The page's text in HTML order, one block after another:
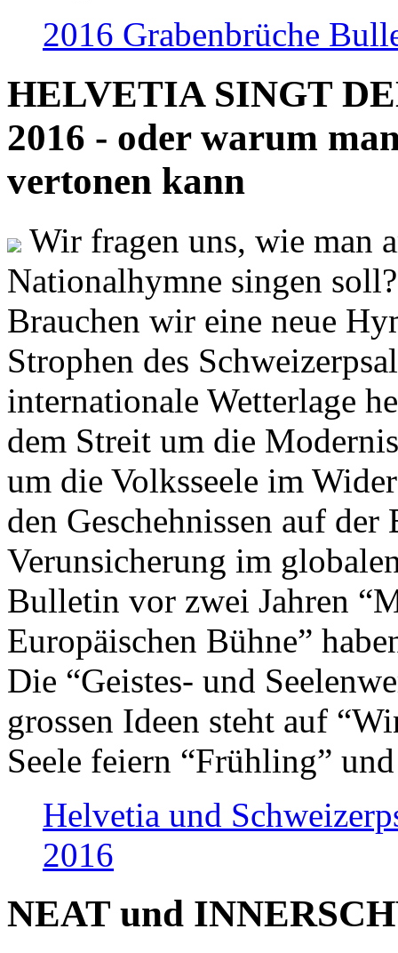
2016 Grabenbrüche
HELVETIA SINGT
2016 - oder warum
vertonen kann
Wir fragen uns, wie man
Nationalhymne singen
Brauchen wir eine neue
Strophen des
internationale Wetterlage
dem Streit um die
um die Volksseele im
den Geschehnissen auf
Verunsicherung im
Bulletin vor zwei Jahren
Europäischen Bühne”
Die “Geistes- und
grossen Ideen steht auf
Seele feiern “Frühling”
Helvetia und
2016
NEAT und